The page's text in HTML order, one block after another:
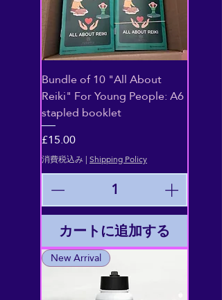
Bundle of 10 "All About
Reiki" For Young People: A6
stapled booklet
価格
£15.00
消費税込み|Shipping Policy
カートに追加する
New Arrival